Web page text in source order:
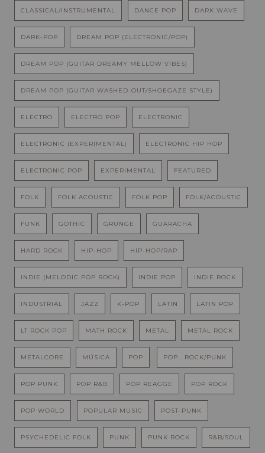
CLASSICAL/INSTRUMENTAL DANCE POP DARK WAVE
DARK-POP DREAM POP (ELECTRONIC/POP)
DREAM POP (GUITAR DREAMY MELLOW VIBES)
DREAM POP (GUITAR WASHED-OUT/SHOEGAZE STYLE)
ELECTRO ELECTRO POP ELECTRONIC
ELECTRONIC (EXPERIMENTAL) ELECTRONIC HIP HOP
ELECTRONIC POP EXPERIMENTAL FEATURED
FOLK FOLK ACOUSTIC FOLK POP FOLK/ACOUSTIC
FUNK GOTHIC GRUNGE GUARACHA
HARD ROCK HIP-HOP HIP-HOP/RAP
INDIE (MELODIC POP ROCK) INDIE POP INDIE ROCK
INDUSTRIAL JAZZ K-POP LATIN LATIN POP
LT ROCK POP MATH ROCK METAL METAL ROCK
METALCORE MÚSICA POP POP . ROCK/PUNK
POP PUNK POP R&B POP REAGGE POP ROCK
POP WORLD POPULAR MUSIC POST-PUNK
PSYCHEDELIC FOLK PUNK PUNK ROCK R&B/SOUL